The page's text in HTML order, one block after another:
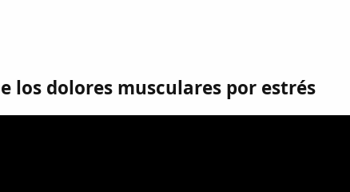
los dolores musculares por estrés